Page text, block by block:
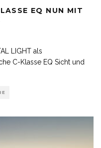
EQ NUN MIT
LIGHT als
C-Klasse EQ Sicht und